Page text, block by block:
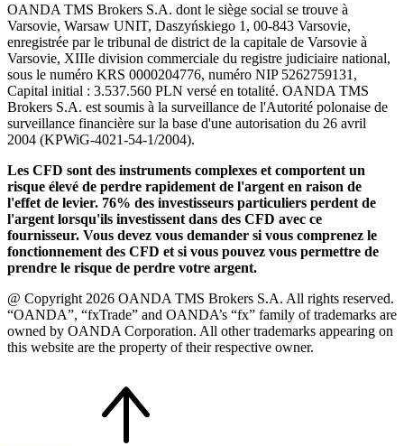
OANDA TMS Brokers S.A. dont le siège social se trouve à
Varsovie, Warsaw UNIT, Daszyńskiego 1, 00-843 Varsovie,
enregistrée par le tribunal de district de la capitale de Varsovie à
Varsovie, XIIIe division commerciale du registre judiciaire national,
sous le numéro KRS 0000204776, numéro NIP 5262759131,
Capital initial : 3.537.560 PLN versé en totalité. OANDA TMS
Brokers S.A. est soumis à la surveillance de l'Autorité polonaise de
surveillance financière sur la base d'une autorisation du 26 avril
2004 (KPWiG-4021-54-1/2004).
Les CFD sont des instruments complexes et comportent un
risque élevé de perdre rapidement de l'argent en raison de
l'effet de levier. 76% des investisseurs particuliers perdent de
l'argent lorsqu'ils investissent dans des CFD avec ce
fournisseur. Vous devez vous demander si vous comprenez le
fonctionnement des CFD et si vous pouvez vous permettre de
prendre le risque de perdre votre argent.
@ Copyright 2026 OANDA TMS Brokers S.A. All rights reserved.
“OANDA”, “fxTrade” and OANDA’s “fx” family of trademarks are
owned by OANDA Corporation. All other trademarks appearing on
this website are the property of their respective owner.